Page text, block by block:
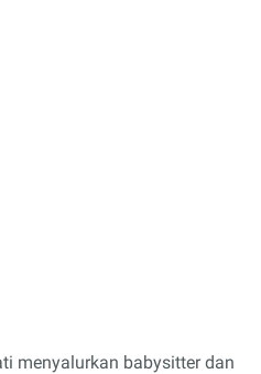
menyalurkan babysitter dan